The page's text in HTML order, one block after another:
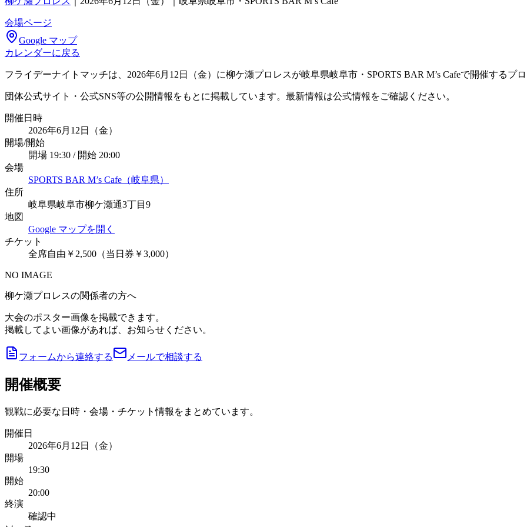
会場ページ
Google マップ
カレンダーに戻る
フライデーナイトマッチは、2026年6月12日（金）に柳ケ瀬プロレスが岐阜県岐阜市・SPORTS BAR M’s Cafeで開催するプロ
団体公式サイト・公式SNS等の公開情報をもとに掲載しています。最新情報は公式情報をご確認ください。
開催日時
2026年6月12日（金）
開場/開始
開場 19:30 / 開始 20:00
会場
SPORTS BAR M’s Cafe（岐阜県）
住所
岐阜県岐阜市柳ケ瀬通3丁目9
地図
Google マップを開く
チケット
全席自由￥2,500（当日券￥3,000）
NO IMAGE
柳ケ瀬プロレスの関係者の方へ
大会のポスター画像を掲載できます。
掲載してよい画像があれば、お知らせください。
フォームから連絡する メールで相談する
開催概要
観戦に必要な日時・会場・チケット情報をまとめています。
開催日
2026年6月12日（金）
開場
19:30
開始
20:00
終演
確認中